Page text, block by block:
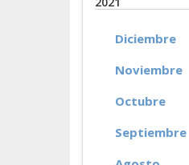
Diciembre
Noviembre
Octubre
Septiembre